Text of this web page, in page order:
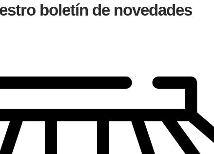
boletín de novedades